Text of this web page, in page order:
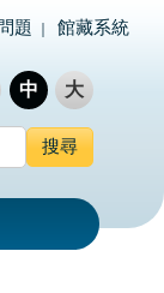
題 館藏系統
中 大